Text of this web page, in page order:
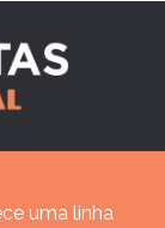
uma linha